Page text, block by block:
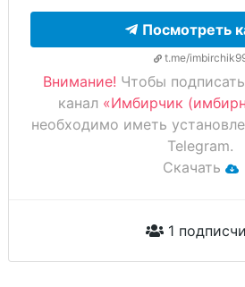
Посмотреть
t.me/
Внимание! Чтобы
канал «Имбирчик
необходимо иметь
Telegram.
Скачать
1